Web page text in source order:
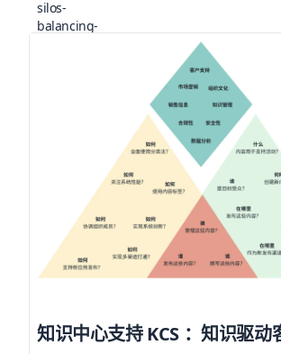
知识中心支持 KCS ：知识驱动